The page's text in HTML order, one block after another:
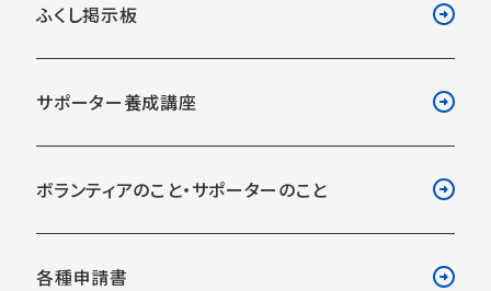
ふくし掲示板
サポーター養成講座
ボランティアのこと・サポーターのこと
各種申請書